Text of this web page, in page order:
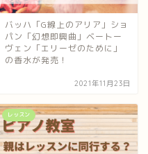
バッハ「G線上のアリア」ショ
パン「幻想即興曲」ベートー
ヴェン「エリーゼのために」
の香水が発売！
2021年11月23日
レッスン